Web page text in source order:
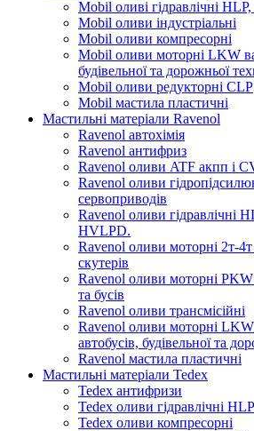
Mobil оливі гідравлічні
Mobil оливи індустріальні
Mobil оливи компресорні
Mobil оливи моторні LKW
будівельної та дорожньої
Mobil оливи редукторні CLP
Mobil мастила пластичні
Мастильні матеріали Ravenol
Ravenol автохімія
Ravenol антифриз
Ravenol оливи ATF акпп і
Ravenol оливи
сервоприводів
Ravenol оливи гідравлічні
HVLPD.
Ravenol оливи моторні 2т-4т
скутерів
Ravenol оливи моторні PKW
та бусів
Ravenol оливи трансмісійні
Ravenol оливи моторні LKW
автобусів, будівельної та
Ravenol мастила пластичні
Мастильні матеріали Tedex
Tedex антифризи
Tedex оливи гідравлічні
Tedex оливи компресорні